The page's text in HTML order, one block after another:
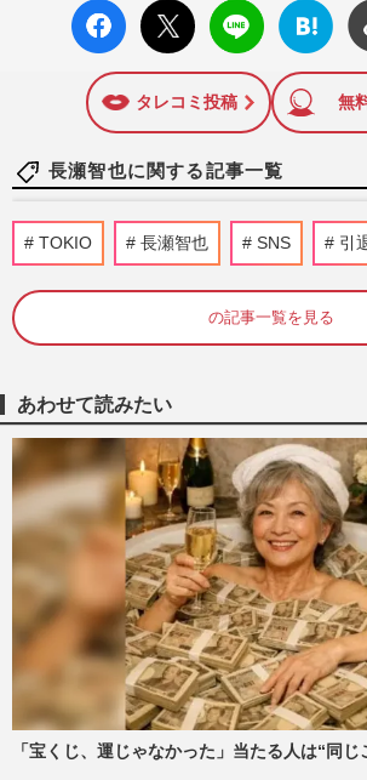
facebo
ok い
X ポス
ト
LINE
はてな
ブック
に追加
タレコミ投稿 無
長瀬智也に関する記事一覧
元TOKIO・城島茂と松岡
た『ベープ』CM継続出
『週刊女性』編集部
た『ベープ』CM継続出
けに」ファンが感じた“
週刊女性PRIME
元TOKIO・城島茂と松岡
た『ベープ』CM継続出
けに」ファンが感じた“
週刊女性PRIME
【衆院選】長瀬智也、
芸能人が投票を呼びかけ
週刊女性PRIME
TOKIO 長瀬智也 SNS 引
の記事一覧を見る
あわせて読みたい
「宝くじ、運じゃなかった」当たる人は“同じ